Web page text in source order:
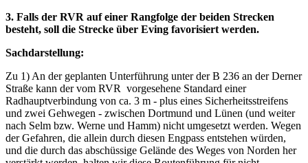
3. Falls der RVR auf einer Rangfolge der beiden Strecken
besteht, soll die Strecke über Eving favorisiert werden.
Sachdarstellung:
Zu 1) An der geplanten Unterführung unter der B 236 an der Derner
Straße kann der vom RVR vorgesehene Standard einer
Radhauptverbindung von ca. 3 m - plus eines Sicherheitsstreifens
und zwei Gehwegen - zwischen Dortmund und Lünen (und weiter
nach Selm bzw. Werne und Hamm) nicht umgesetzt werden. Wegen
der Gefahren, die allein durch diesen Engpass entstehen würden,
und die durch das abschüssige Gelände des Weges von Norden her